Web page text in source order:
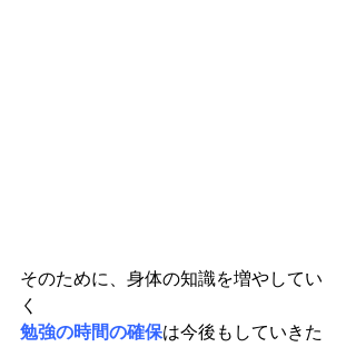
そのために、身体の知識を増やしてい
く
勉強の時間の確保は今後もしていきた